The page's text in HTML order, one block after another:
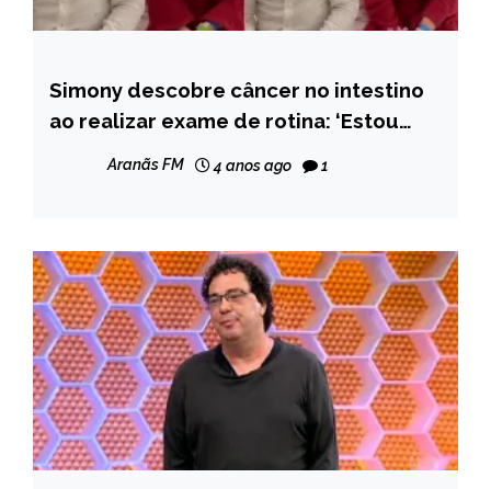
ENTRETENIMENTO
Simony descobre câncer no intestino
ao realizar exame de rotina: ‘Estou
Aranãs FM 4 anos ago 1